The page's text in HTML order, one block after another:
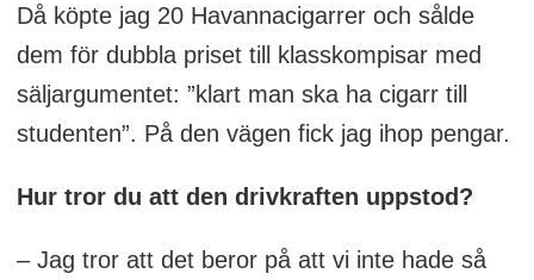
Då köpte jag 20 Havannacigarrer och sålde
dem för dubbla priset till klasskompisar med
säljargumentet: ”klart man ska ha cigarr till
studenten”. På den vägen fick jag ihop pengar.
Hur tror du att den drivkraften uppstod?
– Jag tror att det beror på att vi inte hade så